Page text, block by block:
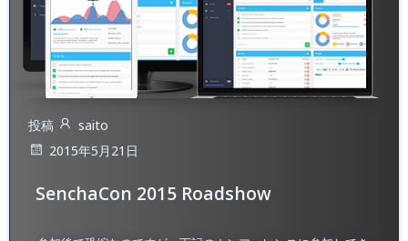
投稿
saito
2015年5月21日
SenchaCon 2015 Roadshow